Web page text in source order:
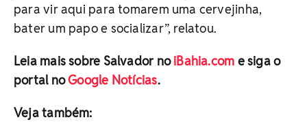
para vir aqui para tomarem uma cervejinha,
bater um papo e socializar”, relatou.
Leia mais sobre Salvador noiBahia.com e siga o
portal noGoogle Notícias.
Veja também: